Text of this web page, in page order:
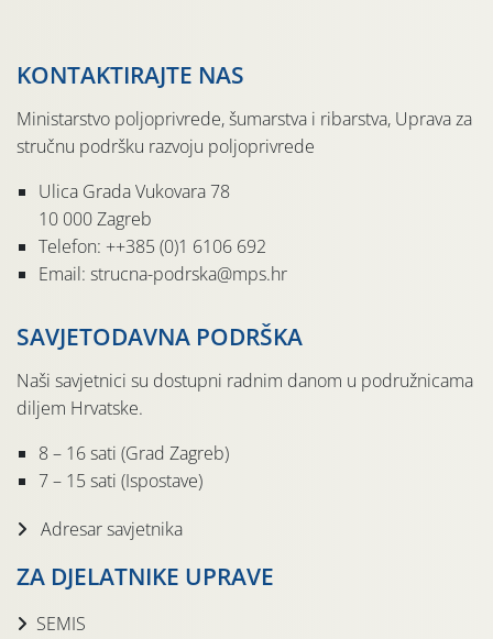
KONTAKTIRAJTE NAS
Ministarstvo poljoprivrede, šumarstva i ribarstva, Uprava za
stručnu podršku razvoju poljoprivrede
Ulica Grada Vukovara 78
10 000 Zagreb
Telefon: ++385 (0)1 6106 692
Email: strucna-podrska@mps.hr
SAVJETODAVNA PODRŠKA
Naši savjetnici su dostupni radnim danom u podružnicama
diljem Hrvatske.
8 – 16 sati (Grad Zagreb)
7 – 15 sati (Ispostave)
Adresar savjetnika
ZA DJELATNIKE UPRAVE
SEMIS